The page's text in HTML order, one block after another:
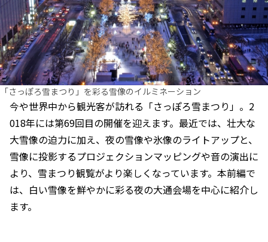
「さっぽろ雪まつり」を彩る雪像のイルミネーション
今や世界中から観光客が訪れる「さっぽろ雪まつり」。2
018年には第69回目の開催を迎えます。最近では、壮大な
大雪像の迫力に加え、夜の雪像や氷像のライトアップと、
雪像に投影するプロジェクションマッピングや音の演出に
より、雪まつり観覧がより楽しくなっています。本前編で
は、白い雪像を鮮やかに彩る夜の大通会場を中心に紹介し
ます。